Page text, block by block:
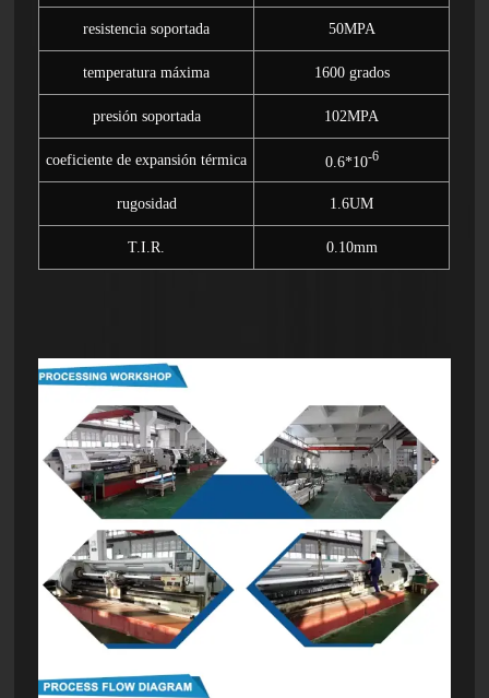
resistencia soportada 50MPA
temperatura máxima 1600 grados
presión soportada 102MPA
coeficiente de expansión térmica 0.6*10-6
rugosidad 1.6UM
T.I.R. 0.10mm